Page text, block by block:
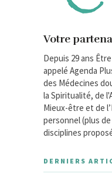
Votre
Depuis 29 ans
appelé Agenda
des Médecines
la Spiritualité, de
Mieux-être et de
personnel (plus
disciplines
DERNIERS